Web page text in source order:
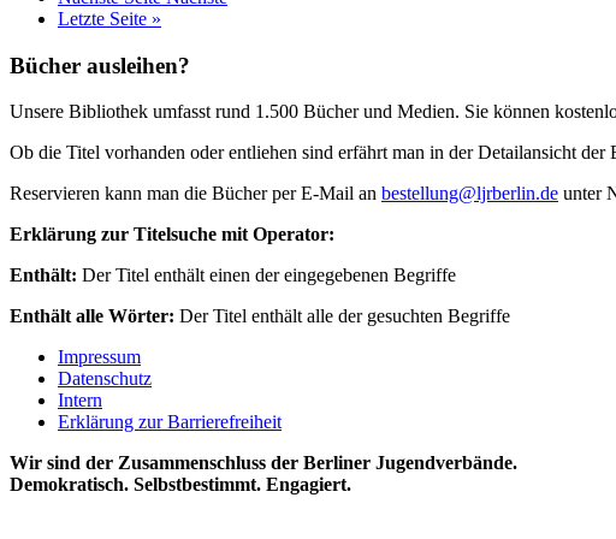
Letzte Seite »
Bücher ausleihen?
Unsere Bibliothek umfasst rund 1.500 Bücher und Medien. Sie können
Ob die Titel vorhanden oder entliehen sind erfährt man in der Detailansicht der
Reservieren kann man die Bücher per E-Mail an bestellung@ljrberlin.de unter
Erklärung zur Titelsuche mit Operator:
Enthält: Der Titel enthält einen der eingegebenen Begriffe
Enthält alle Wörter: Der Titel enthält alle der gesuchten Begriffe
Impressum
Datenschutz
Intern
Erklärung zur Barrierefreiheit
Wir sind der Zusammenschluss der Berliner Jugendverbände.
Demokratisch. Selbstbestimmt. Engagiert.